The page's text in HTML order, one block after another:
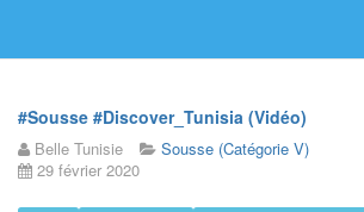
#Sousse #Discover_Tunisia (Vidéo)
Belle Tunisie
Sousse (Catégorie V)
29 février 2020